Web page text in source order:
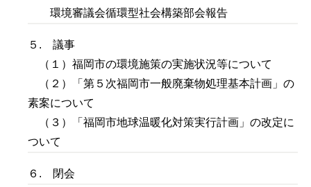
環境審議会循環型社会構築部会報告
５. 議事
（１）福岡市の環境施策の実施状況等について
（２）「第５次福岡市一般廃棄物処理基本計画」の
素案について
（３）「福岡市地球温暖化対策実行計画」の改定に
ついて
６. 閉会